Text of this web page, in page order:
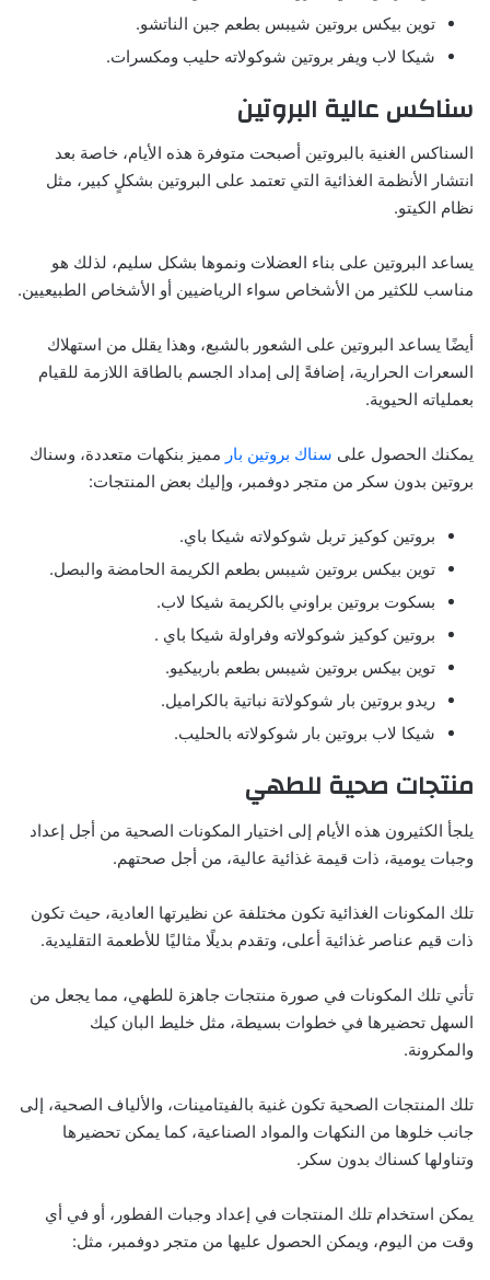
توين بيكس بروتين شيبس بطعم جبن الناتشو.
شيكا لاب ويفر بروتين شوكولاته حليب ومكسرات.
سناكس عالية البروتين
السناكس الغنية بالبروتين أصبحت متوفرة هذه الأيام، خاصة بعد
انتشار الأنظمة الغذائية التي تعتمد على البروتين بشكلٍ كبير، مثل
نظام الكيتو.
يساعد البروتين على بناء العضلات ونموها بشكل سليم، لذلك هو
مناسب للكثير من الأشخاص سواء الرياضيين أو الأشخاص الطبيعيين.
أيضًا يساعد البروتين على الشعور بالشبع، وهذا يقلل من استهلاك
السعرات الحرارية، إضافةً إلى إمداد الجسم بالطاقة اللازمة للقيام
بعملياته الحيوية.
يمكنك الحصول على سناك بروتين بار مميز بنكهات متعددة، وسناك
بروتين بدون سكر من متجر دوفمبر، وإليك بعض المنتجات:
بروتين كوكيز تربل شوكولاته شيكا باي.
توين بيكس بروتين شيبس بطعم الكريمة الحامضة والبصل.
بسكوت بروتين براوني بالكريمة شيكا لاب.
بروتين كوكيز شوكولاته وفراولة شيكا باي .
توين بيكس بروتين شيبس بطعم باربيكيو.
ريدو بروتين بار شوكولاتة نباتية بالكراميل.
شيكا لاب بروتين بار شوكولاته بالحليب.
منتجات صحية للطهي
يلجأ الكثيرون هذه الأيام إلى اختيار المكونات الصحية من أجل إعداد
وجبات يومية، ذات قيمة غذائية عالية، من أجل صحتهم.
تلك المكونات الغذائية تكون مختلفة عن نظيرتها العادية، حيث تكون
ذات قيم عناصر غذائية أعلى، وتقدم بديلًا مثاليًا للأطعمة التقليدية.
تأتي تلك المكونات في صورة منتجات جاهزة للطهي، مما يجعل من
السهل تحضيرها في خطوات بسيطة، مثل خليط البان كيك
والمكرونة.
تلك المنتجات الصحية تكون غنية بالفيتامينات، والألياف الصحية، إلى
جانب خلوها من النكهات والمواد الصناعية، كما يمكن تحضيرها
وتناولها كسناك بدون سكر.
يمكن استخدام تلك المنتجات في إعداد وجبات الفطور، أو في أي
وقت من اليوم، ويمكن الحصول عليها من متجر دوفمبر، مثل: